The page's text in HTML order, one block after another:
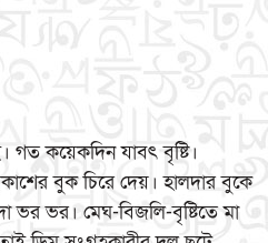
কয়েকদিন যাবৎ বৃষ্টি।
বুক চিরে দেয়। হালদার বুকে
ভর ভর। মেঘ-বিজলি-বৃষ্টিতে মা